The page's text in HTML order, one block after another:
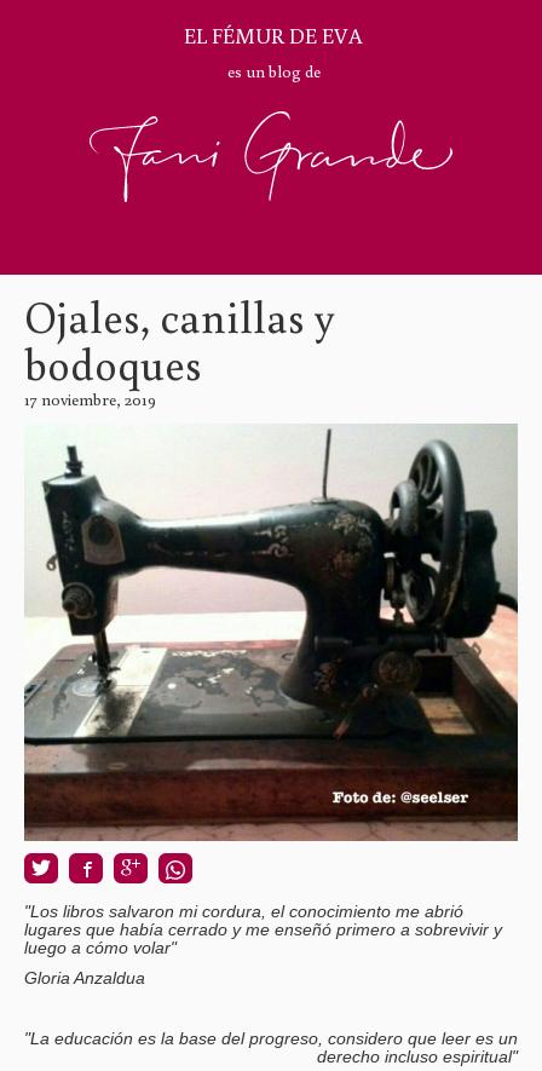
EL FÉMUR DE EVA
es un blog de
Ojales, canillas y
bodoques
17 noviembre, 2019
"Los libros salvaron mi cordura, el conocimiento me abrió
lugares que había cerrado y me enseñó primero a sobrevivir y
luego a cómo volar"
Gloria Anzaldua
"La educación es la base del progreso, considero que leer es un
derecho incluso espiritual"